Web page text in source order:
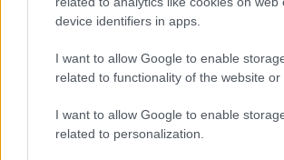
device identifiers in apps.
I want to allow Google to enable
related to functionality of the website or
I want to allow Google to enable
related to personalization.